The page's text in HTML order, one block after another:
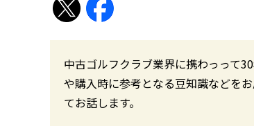
中古ゴルフクラブ業界に携わっって
や購入時に参考となる豆知識などを
てお話します。